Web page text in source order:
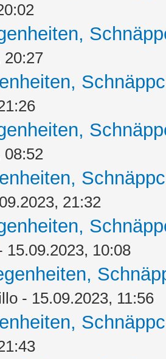
20:27
08:52
21:32
15.09.2023, 10:08
- 15.09.2023, 11:56